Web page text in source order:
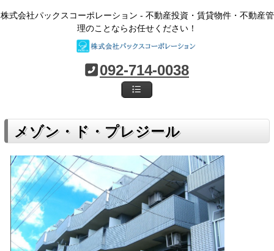
株式会社パックスコーポレーション - 不動産投資・賃貸物件・不動産管
理のことならお任せください！
092-714-0038
メゾン・ド・プレジール